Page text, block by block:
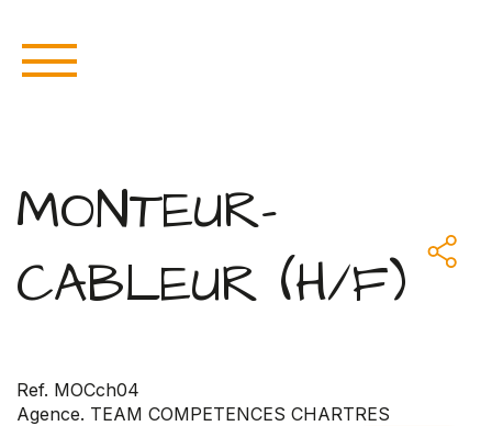
MONTEUR-
CABLEUR (H/F)
Ref. MOCch04
Agence. TEAM COMPETENCES CHARTRES